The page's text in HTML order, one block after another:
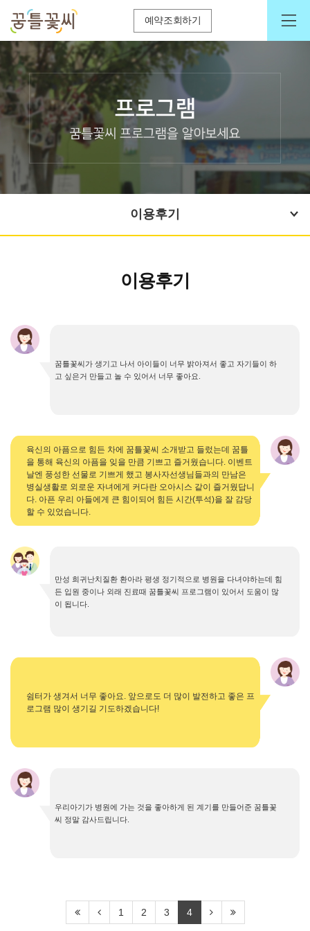
예약조회하기
이용후기
이용후기
꿈틀꽃씨가 생기고 나서 아이들이 너무 밝아져서 좋고 자기들이 하
고 싶은거 만들고 놀 수 있어서 너무 좋아요.
육신의 아픔으로 힘든 차에 꿈틀꽃씨 소개받고 들렀는데 꿈틀
을 통해 육신의 아픔을 잊을 만큼 기쁘고 즐거웠습니다. 이벤트
날엔 풍성한 선물로 기쁘게 했고 봉사자선생님들과의 만남은
병실생활로 외로운 자녀에게 커다란 오아시스 같이 즐거웠답니
다. 아픈 우리 아들에게 큰 힘이되어 힘든 시간(투석)을 잘 감당
할 수 있었습니다.
만성 희귀난치질환 환아라 평생 정기적으로 병원을 다녀야하는데 힘
든 입원 중이나 외래 진료때 꿈틀꽃씨 프로그램이 있어서 도움이 많
이 됩니다.
쉼터가 생겨서 너무 좋아요. 앞으로도 더 많이 발전하고 좋은 프
로그램 많이 생기길 기도하겠습니다!
우리아기가 병원에 가는 것을 좋아하게 된 계기를 만들어준 꿈틀꽃
씨 정말 감사드립니다.
1 2 3 4